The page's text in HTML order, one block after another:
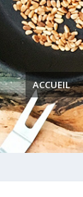
ACCUEIL